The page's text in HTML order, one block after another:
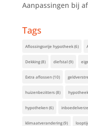
Aanpassingen bij
Tags
Aflossingsvrije hypotheek(6)
Dekking(8) diefstal(9)
Extra aflossen(10)
huizenbezitters(8) hypotheek
hypotheken(6)
klimaatverandering(9)